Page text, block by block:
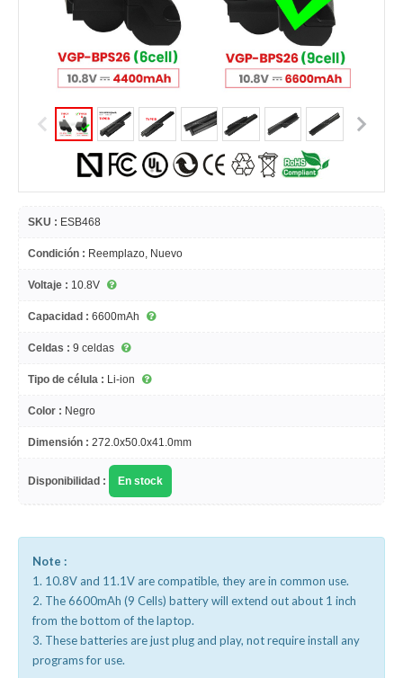
SKU : ESB468
Condición : Reemplazo, Nuevo
Voltaje : 10.8V
Capacidad : 6600mAh
Celdas : 9 celdas
Tipo de célula : Li-ion
Color : Negro
Dimensión : 272.0x50.0x41.0mm
Disponibilidad : En stock
Note :
1. 10.8V and 11.1V are compatible, they are in common use.
2. The 6600mAh (9 Cells) battery will extend out about 1 inch
from the bottom of the laptop.
3. These batteries are just plug and play, not require install any
programs for use.